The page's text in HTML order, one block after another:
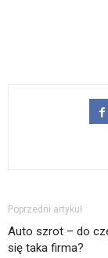
Poprzedni artykuł
Auto szrot – do
się taka firma?